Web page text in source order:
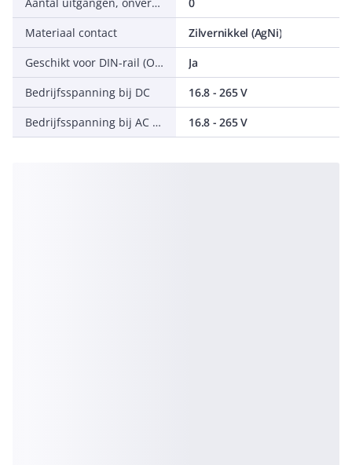
Materiaal contact
Zilvernikkel (AgNi)
Geschikt voor DIN-rail (Omega-rail) montage
Ja
Bedrijfsspanning bij DC
16.8 - 265 V
Bedrijfsspanning bij AC 60 Hz
16.8 - 265 V